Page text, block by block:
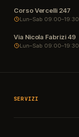
Corso Vercelli 247
Lun–Sab 09:00–19:30
Via Nicola Fabrizi 49
Lun–Sab 09:00–19:30
SERVIZI